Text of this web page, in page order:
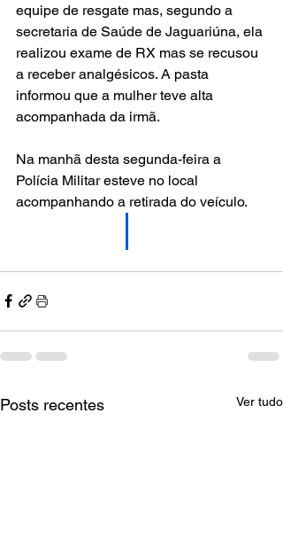
equipe de resgate mas, segundo a
secretaria de Saúde de Jaguariúna, ela
realizou exame de RX mas se recusou
a receber analgésicos. A pasta
informou que a mulher teve alta
acompanhada da irmã.
Na manhã desta segunda-feira a
Polícia Militar esteve no local
acompanhando a retirada do veículo.
Posts recentes Ver tudo